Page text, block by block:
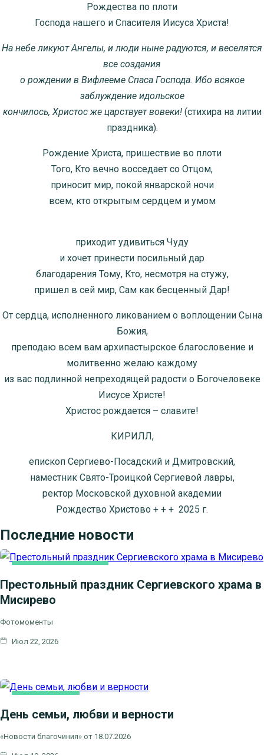
Рождества по плоти
Господа нашего и Спасителя Иисуса Христа!
На небе ликуют Ангелы, и люди ныне радуются, и веселятся
все создания
о рождении в Вифлееме Спаса Господа. Ибо всякое
заблуждение идольское
кончилось, Христос же царствует вовеки!(стихира на литии
праздника).
Рождение Христа, пришествие во плоти
Того, Кто вечно восседает со Отцом,
приносит мир, покой январской ночи
всем, кто открытым сердцем и умом
приходит удивиться Чуду
и хочет принести посильный дар
благодарения Тому, Кто, несмотря на стужу,
пришел в сей мир, Сам как бесценный Дар!
От сердца, исполненного ликованием о воплощении Сына
Божия,
преподаю всем вам архипастырское благословение и
молитвенно желаю каждому
из вас подлинной непреходящей радости о Богочеловеке
Иисусе Христе!
Христос рождается – славите!
КИРИЛЛ,
епископ Сергиево-Посадский и Дмитровский,
наместник Свято-Троицкой Сергиевой лавры,
ректор Московской духовной академии
Рождество Христово + + + 2025 г.
Последние новости
Престольный праздник Сергиевского храма в
Мисирево
Фотомоменты
Июл 22, 2026
НОВОСТИ БЛАГОЧИНИЯ
НОВОСТИ КЛИНСКОГО
День семьи, любви и верности
«Новости благочиния» от 18.07.2026